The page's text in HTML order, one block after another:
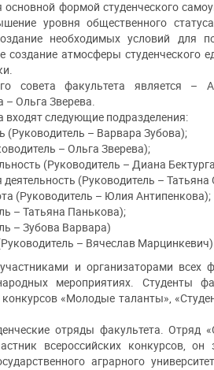
основной формой студенческого
уровня общественного
необходимых условий для
создание атмосферы студенческого
совета факультета является –
– Ольга Зверева.
входят следующие подразделения:
(Руководитель – Варвара Зубова);
– Ольга Зверева);
(Руководитель – Диана
(Руководитель – Татьяна
(Руководитель – Юлия Антипенкова);
– Татьяна Панькова);
– Зубова Варвара)
– Вячеслав Марцинкевич).
и организаторами всех
мероприятиях. Студенты
«Молодые таланты»,
отряды факультета. Отряд
всероссийских конкурсов, он
аграрного